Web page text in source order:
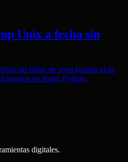
Unix a fecha sin
sin fallos de zona horaria ni de
en Bash, Python,
digitales.